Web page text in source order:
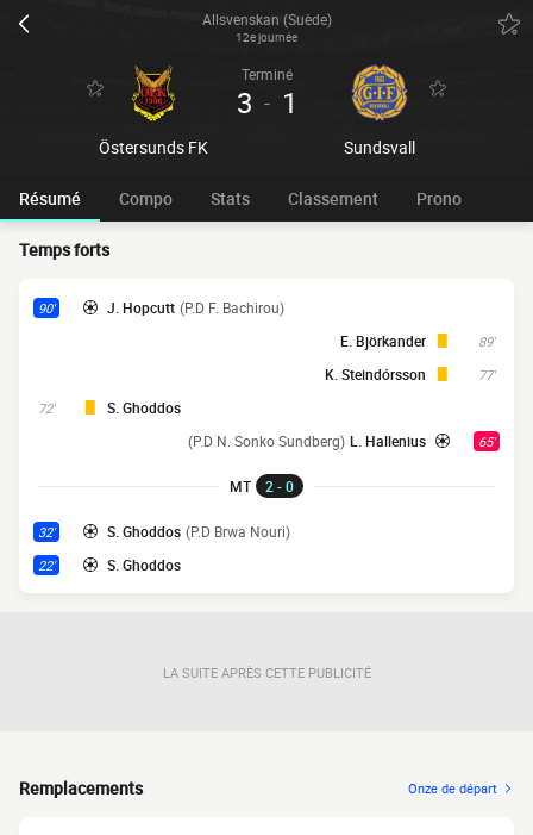
Allsvenskan (Suède)
12e journée
Östersunds FK
Terminé
3 - 1
Sundsvall
Résumé Compo Stats Classement Prono
Temps forts
90' J. Hopcutt (P.D F. Bachirou)
89'
E. Björkander
77'
K. Steindórsson
72' S. Ghoddos
65'
L. Hallenius
(P.D N. Sonko Sundberg)
MT 2 - 0
32' S. Ghoddos (P.D Brwa Nouri)
22' S. Ghoddos
LA SUITE APRÈS CETTE PUBLICITÉ
Remplacements Onze de départ